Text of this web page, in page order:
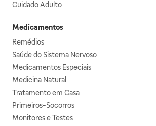
Cuidado Adulto
Medicamentos
Remédios
Saúde do Sistema Nervoso
Medicamentos Especiais
Medicina Natural
Tratamento em Casa
Primeiros-Socorros
Monitores e Testes